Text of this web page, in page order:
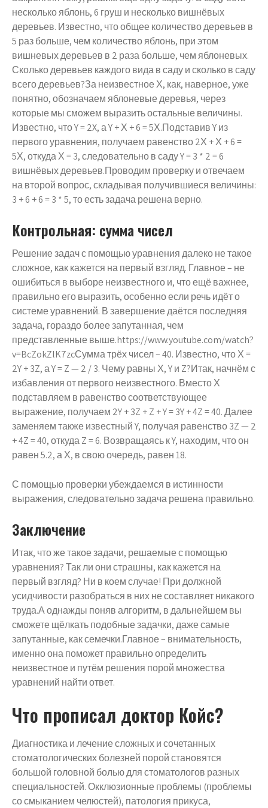
несколько яблонь, 6 груш и несколько вишнёвых
деревьев. Известно, что общее количество деревьев в
5 раз больше, чем количество яблонь, при этом
вишневых деревьев в 2 раза больше, чем яблоневых.
Сколько деревьев каждого вида в саду и сколько в саду
всего деревьев?За неизвестное Х, как, наверное, уже
понятно, обозначаем яблоневые деревья, через
которые мы сможем выразить остальные величины.
Известно, что Y = 2X, а Y + Х + 6 = 5Х.Подставив Y из
первого уравнения, получаем равенство 2Х + Х + 6 =
5Х, откуда Х = 3, следовательно в саду Y = 3 * 2 = 6
вишнёвых деревьев.Проводим проверку и отвечаем
на второй вопрос, складывая получившиеся величины:
3 + 6 + 6 = 3 * 5, то есть задача решена верно.
Контрольная: сумма чисел
Решение задач с помощью уравнения далеко не такое
сложное, как кажется на первый взгляд. Главное – не
ошибиться в выборе неизвестного и, что ещё важнее,
правильно его выразить, особенно если речь идёт о
системе уравнений. В завершение даётся последняя
задача, гораздо более запутанная, чем
представленные выше.https://www.youtube.com/watch?
v=BcZokZlK7zcСумма трёх чисел – 40. Известно, что Х =
2Y + 3Z, а Y = Z — 2 / 3. Чему равны Х, Y и Z?Итак, начнём с
избавления от первого неизвестного. Вместо Х
подставляем в равенство соответствующее
выражение, получаем 2Y + 3Z + Z + Y = 3Y + 4Z = 40. Далее
заменяем также известный Y, получая равенство 3Z — 2
+ 4Z = 40, откуда Z = 6. Возвращаясь к Y, находим, что он
равен 5.2, а Х, в свою очередь, равен 18.
С помощью проверки убеждаемся в истинности
выражения, следовательно задача решена правильно.
Заключение
Итак, что же такое задачи, решаемые с помощью
уравнения? Так ли они страшны, как кажется на
первый взгляд? Ни в коем случае! При должной
усидчивости разобраться в них не составляет никакого
труда.А однажды поняв алгоритм, в дальнейшем вы
сможете щёлкать подобные задачки, даже самые
запутанные, как семечки.Главное – внимательность,
именно она поможет правильно определить
неизвестное и путём решения порой множества
уравнений найти ответ.
Что прописал доктор Койс?
Диагностика и лечение сложных и сочетанных
стоматологических болезней порой становятся
большой головной болью для стоматологов разных
специальностей. Окклюзионные проблемы (проблемы
со смыканием челюстей), патология прикуса,